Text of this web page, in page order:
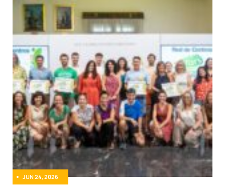
JUN 24, 2026